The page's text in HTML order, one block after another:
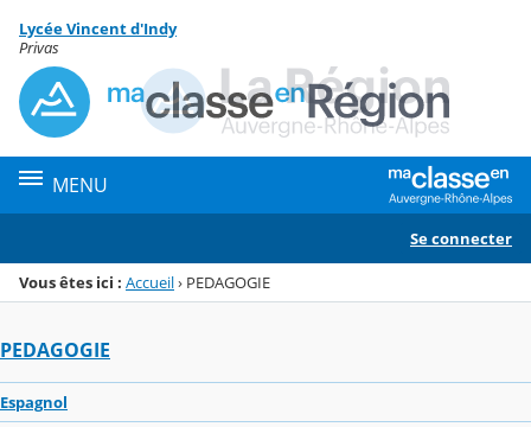
Menu de la rubrique
Contenu
Lycée Vincent d'Indy
Privas
MENU
Se connecter
Vous êtes ici : Accueil› PEDAGOGIE
PEDAGOGIE
Espagnol